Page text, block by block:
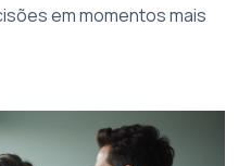
em momentos mais